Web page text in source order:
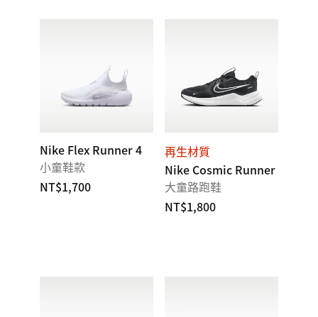
Nike Flex Runner 4
小童鞋款
NT$1,700
再生材質
Nike Cosmic Runner
大童路跑鞋
NT$1,800